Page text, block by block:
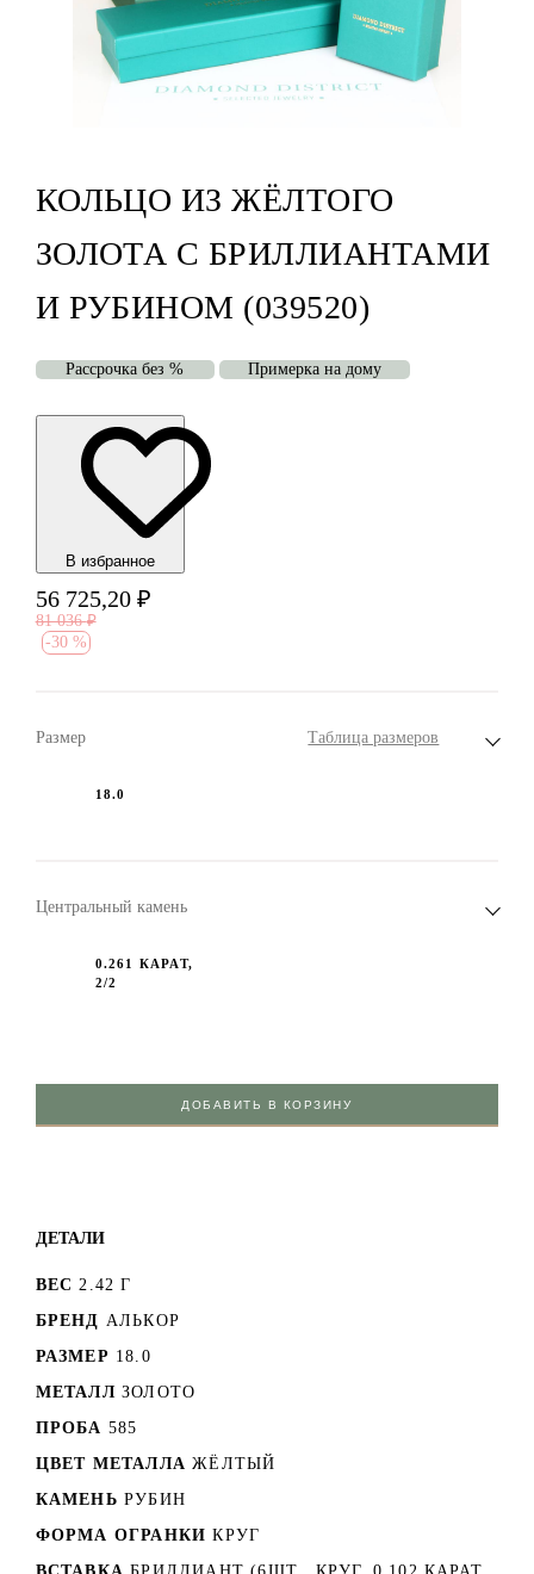
КОЛЬЦО ИЗ ЖЁЛТОГО
ЗОЛОТА С БРИЛЛИАНТАМИ
И РУБИНОМ (039520)
Рассрочка без % Примерка на дому
В избранноe
56 725,20 ₽
81 036 ₽
-30 %
Размер Таблица размеров
18.0
Центральный камень
0.261 КАРАТ,
2/2
ДОБАВИТЬ В КОРЗИНУ
ДЕТАЛИ
ВЕС 2.42 Г
БРЕНД АЛЬКОР
РАЗМЕР 18.0
МЕТАЛЛ ЗОЛОТО
ПРОБА 585
ЦВЕТ МЕТАЛЛА ЖЁЛТЫЙ
КАМЕНЬ РУБИН
ФОРМА ОГРАНКИ КРУГ